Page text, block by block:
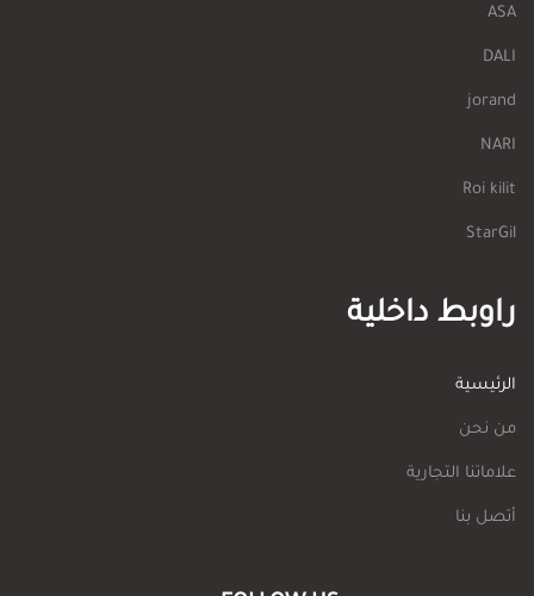
ASA
DALI
jorand
NARI
Roi kilit
StarGil
راوبط داخلية
الرئيسية
من نحن
علاماتنا التجارية
أتصل بنا